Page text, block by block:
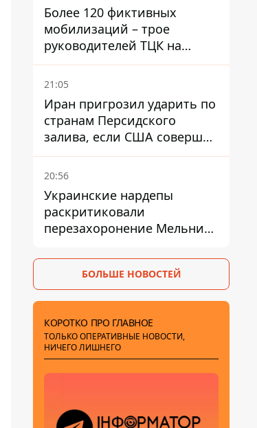
Более 120 фиктивных
мобилизаций – трое
руководителей ТЦК на
Волыни и Буковине
получили подозрения за
21:05
Иран пригрозил ударить по
странам Персидского
залива, если США совершат
хотя бы одну атаку - Reuters
20:56
Украинские нардепы
раскритиковали
перезахоронение Мельника
дипломатической изоляции
БОЛЬШЕ НОВОСТЕЙ
КОРОТКО ПРО ГЛАВНОЕ
ТОЛЬКО ОПЕРАТИВНЫЕ НОВОСТИ,
НИЧЕГО ЛИШНЕГО